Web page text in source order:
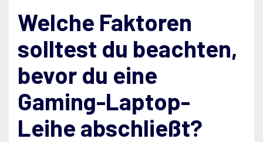
Welche Faktoren
solltest du beachten,
bevor du eine
Gaming-Laptop-
Leihe abschließt?